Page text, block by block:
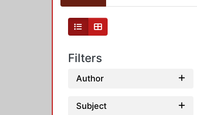
Filters
Author
Subject